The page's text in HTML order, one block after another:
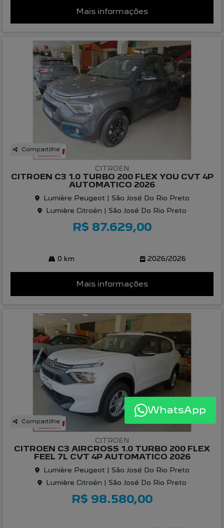
Mais informações
Compartilhe
CITROEN
CITROEN C3 1.0 TURBO 200 FLEX YOU CVT 4P
AUTOMATICO 2026
Lumière Peugeot | São José Do Rio Preto
Lumière Citroën | São José Do Rio Preto
R$ 87.629,00
0 km 2026/2026
Mais informações
Compartilhe
CITROEN
CITROEN C3 AIRCROSS 1.0 TURBO 200 FLEX
FEEL 7L CVT 4P AUTOMATICO 2026
Lumière Peugeot | São José Do Rio Preto
Lumière Citroën | São José Do Rio Preto
R$ 98.580,00
WhatsApp